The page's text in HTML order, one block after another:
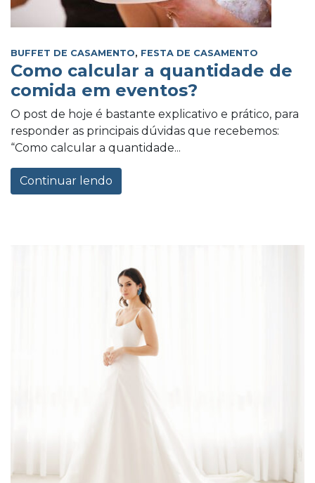
BUFFET DE CASAMENTO, FESTA DE CASAMENTO
Como calcular a quantidade de
comida em eventos?
O post de hoje é bastante explicativo e prático, para
responder as principais dúvidas que recebemos:
“Como calcular a quantidade...
Continuar lendo